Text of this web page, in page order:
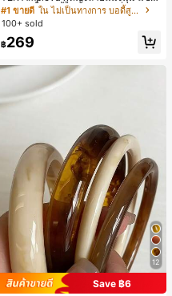
ยาว คอตั้ง บอดี้สูท, สไตล์แฟชั่นดาร์ก
บอดี้สูทผู้หญิง บอดี้สูทฮาโลวีน บอดี้สูท
ลายใยแมงมุม
#1 ขายดี
ใน ไม่เป็นทางการ บอดี้สูทผู้หญิง
100+ sold
฿269
12
Save ฿6